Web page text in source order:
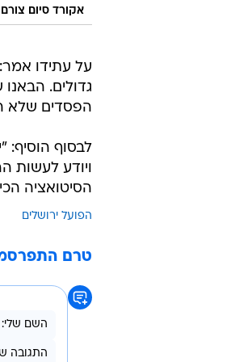
אקורד סיום
על עתידו אמר:
גדולים.
הפסדים שלא
לבסוף הוסיף:
ויודע לעשות
הסיטואציה
הפועל ירושלים
טרם